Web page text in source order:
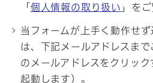
「 個人情報の取り扱い 」を
当フォームが上手く動作せ
は、下記メールアドレスま
のメールアドレスをクリッ
起動します）。